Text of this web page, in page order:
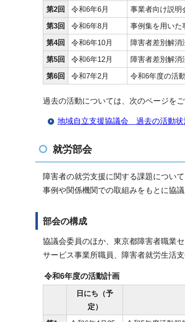
第2回
令和6年6月
事業者向け説明
第3回
令和6年8月
事例集を用いた
第4回
令和6年10月
障害者差別解消
第5回
令和6年12月
障害者差別解消
第6回
令和7年2月 令和6年度の活
過去の活動については、次のページをご
地域自立支援協議会 過去の活動状
就労部会
障害者の就労支援に関する課題につい
事例や関係機関での取組みをもとに協議
部会の構成
協議会委員のほか、東京都障害者職業
サービス事業所職員、障害者就労生活
令和6年度の活動計画
日にち（予
定）